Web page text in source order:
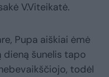
V.Viteikatė.
Pupa aiškiai ėmė
šunelis tapo
todėl